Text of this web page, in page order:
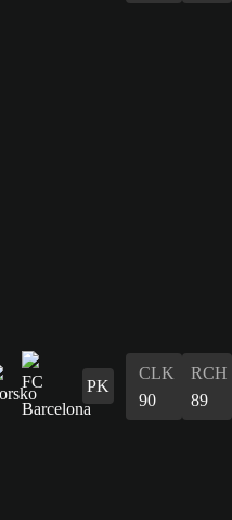
PK
CLK
90
RCH
89